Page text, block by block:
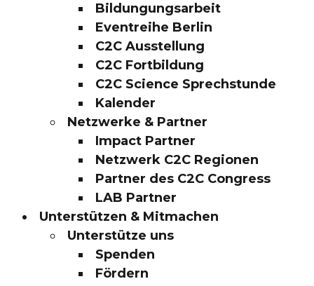
Bildungungsarbeit
Eventreihe Berlin
C2C Ausstellung
C2C Fortbildung
C2C Science Sprechstunde
Kalender
Netzwerke & Partner
Impact Partner
Netzwerk C2C Regionen
Partner des C2C Congress
LAB Partner
Unterstützen & Mitmachen
Unterstütze uns
Spenden
Fördern